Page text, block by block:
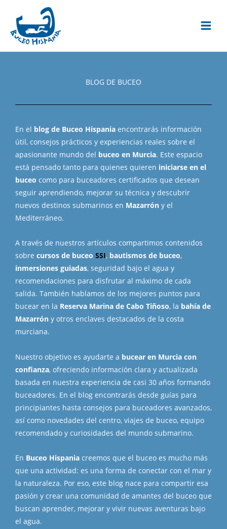
contenido
BLOG DE BUCEO
En el blog de Buceo Hispania encontrarás información
útil, consejos prácticos y experiencias reales sobre el
apasionante mundo del buceo en Murcia. Este espacio
está pensado tanto para quienes quieren iniciarse en el
buceo como para buceadores certificados que desean
seguir aprendiendo, mejorar su técnica y descubrir
nuevos destinos submarinos en Mazarrón y el
Mediterráneo.
A través de nuestros artículos compartimos contenidos
sobre cursos de buceo SSI, bautismos de buceo,
inmersiones guiadas, seguridad bajo el agua y
recomendaciones para disfrutar al máximo de cada
salida. También hablamos de los mejores puntos para
bucear en la Reserva Marina de Cabo Tiñoso, la bahía de
Mazarrón y otros enclaves destacados de la costa
murciana.
Nuestro objetivo es ayudarte a bucear en Murcia con
confianza, ofreciendo información clara y actualizada
basada en nuestra experiencia de casi 30 años formando
buceadores. En el blog encontrarás desde guías para
principiantes hasta consejos para buceadores avanzados,
así como novedades del centro, viajes de buceo, equipo
recomendado y curiosidades del mundo submarino.
En Buceo Hispania creemos que el buceo es mucho más
que una actividad: es una forma de conectar con el mar y
la naturaleza. Por eso, este blog nace para compartir esa
pasión y crear una comunidad de amantes del buceo que
buscan aprender, mejorar y vivir nuevas aventuras bajo
el agua.